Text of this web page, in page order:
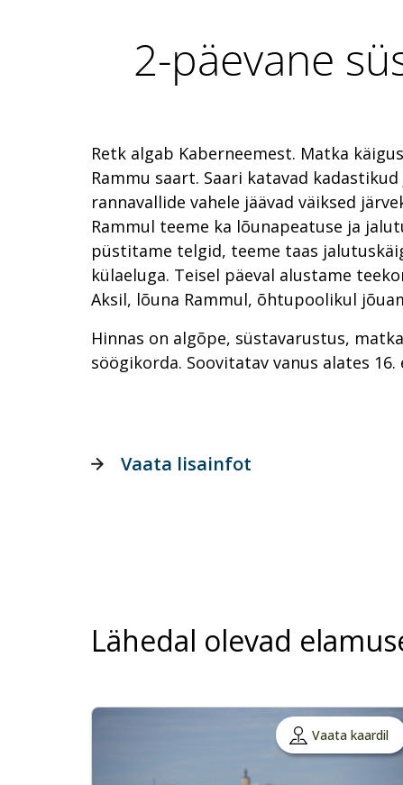
2-päevane
Retk algab Kaberneemest. Matka
Rammu saart. Saari katavad
rannavallide vahele jäävad väiksed
Rammul teeme ka lõunapeatuse ja
püstitame telgid, teeme taas
külaeluga. Teisel päeval alustame
Aksil, lõuna Rammul, õhtupoolikul
Hinnas on algõpe, süstavarustus,
söögikorda. Soovitatav vanus alates 16.
Vaata lisainfot
Lähedal olevad
Vaata kaardil